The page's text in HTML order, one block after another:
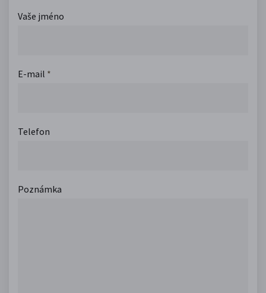
Vaše jméno
E-mail *
Telefon
Poznámka